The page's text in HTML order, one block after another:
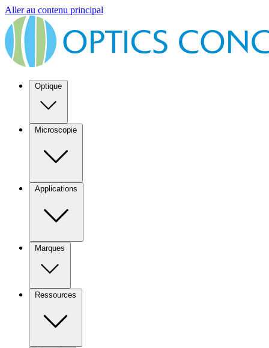
Aller au contenu principal
Optique
Microscopie
Applications
Marques
Ressources